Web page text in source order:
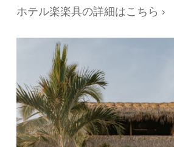
ホテル楽楽具の詳細はこちら ›